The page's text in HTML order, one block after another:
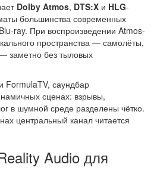
Dolby Atmos, DTS:X и HLG-
большинства современных
ray. При воспроизведении Atmos-
пространства — самолёты,
заметно без тыловых
FormulaTV, саундбар
сценах: взрывы,
в шумной среде разделены чётко.
центральный канал читается
Audio для